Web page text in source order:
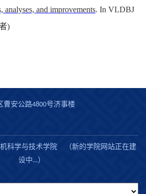
analyses, and improvements. In VLDBJ
)
安公路4800号济事楼
科学与技术学院 （新的学院网站正在建
设中…）